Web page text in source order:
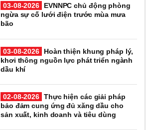
03-08-2026
EVNNPC chủ động phòng
ngừa sự cố lưới điện trước mùa mưa
bão
03-08-2026
Hoàn thiện khung pháp lý,
khơi thông nguồn lực phát triển ngành
dầu khí
02-08-2026 Thực hiện các giải pháp
bảo đảm cung ứng đủ xăng dầu cho
sản xuất, kinh doanh và tiêu dùng